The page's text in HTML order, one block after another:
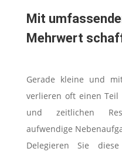
Mit
Mehrwert
Gerade kleine und
verlieren oft einen
und zeitlichen
aufwendige
Delegieren Sie